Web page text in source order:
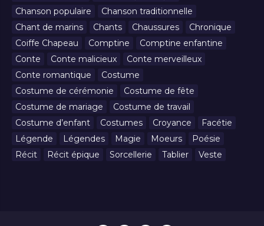
Chanson populaire
Chanson traditionnelle
Chant de marins
Chants Chaussures
Chronique
Coiffe Chapeau
Comptine
Comptine enfantine
Conte
Conte malicieux
Conte merveilleux
Conte romantique
Costume
Costume de cérémonie
Costume de fête
Costume de mariage
Costume de travail
Costume d’enfant
Costumes Croyance
Facétie
Légende
Légendes Magie Moeurs
Poésie
Récit
Récit épique Sorcellerie Tablier Veste